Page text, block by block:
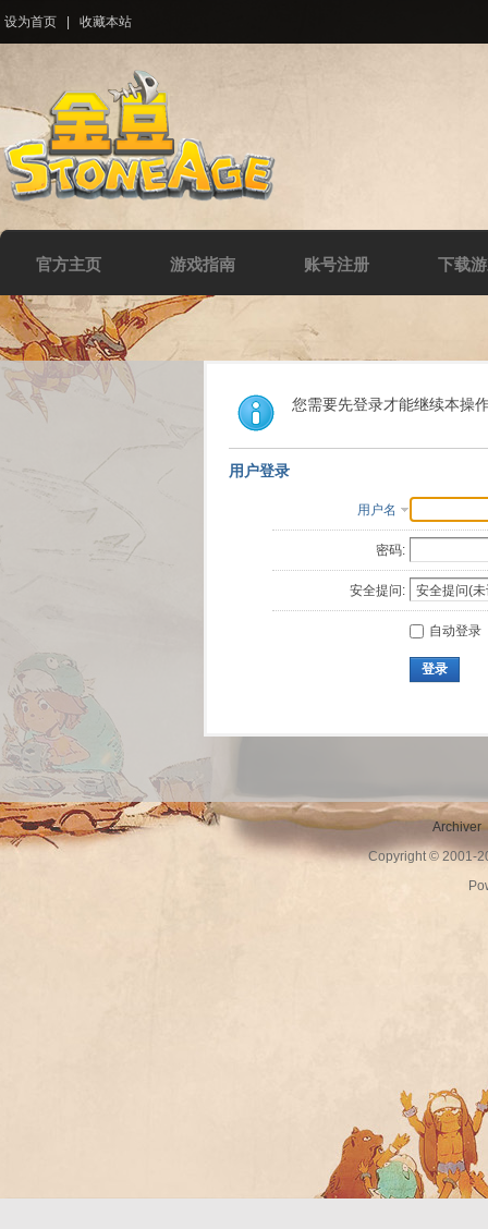
设为首页 收藏本站
官方主页 游戏指南 账号注册 下载
您需要先登录才能继续本操
用户登录
用户名
密码:
安全提问:
自动登录
登录
Archiver
Copyright © 2001-